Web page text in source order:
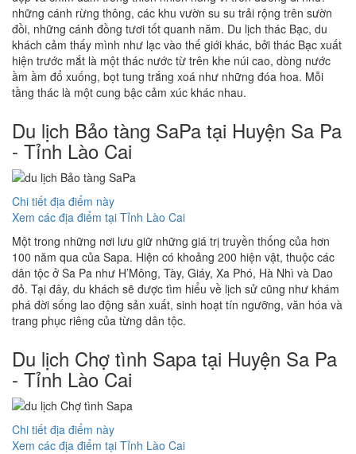
những cánh rừng thông, các khu vườn su su trải rộng trên sườn
đồi, những cánh đồng tươi tốt quanh năm. Du lịch thác Bạc, du
khách cảm thấy mình như lạc vào thế giới khác, bởi thác Bạc xuất
hiện trước mắt là một thác nước từ trên khe núi cao, dòng nước
ầm ầm đổ xuống, bọt tung trắng xoá như những đóa hoa. Mỗi
tầng thác là một cung bậc cảm xúc khác nhau.
Du lịch Bảo tàng SaPa tại Huyện Sa Pa
- Tỉnh Lào Cai
Chi tiết địa điểm này
Xem các địa điểm tại Tỉnh Lào Cai
Một trong những nơi lưu giữ những giá trị truyền thống của hơn
100 năm qua của Sapa. Hiện có khoảng 200 hiện vật, thuộc các
dân tộc ở Sa Pa như H’Mông, Tày, Giáy, Xa Phó, Hà Nhì và Dao
đỏ. Tại đây, du khách sẽ được tìm hiểu về lịch sử cũng như khám
phá đời sống lao động sản xuất, sinh hoạt tín ngưỡng, văn hóa và
trang phục riêng của từng dân tộc.
Du lịch Chợ tình Sapa tại Huyện Sa Pa
- Tỉnh Lào Cai
Chi tiết địa điểm này
Xem các địa điểm tại Tỉnh Lào Cai